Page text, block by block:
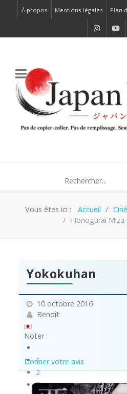
À propos Mentions légales Plan
Vous êtes ici : Accueil
Honogurai Mizu
Yokokuhan
10 octobre 2016
Benoît
Noter :
1
2
3
Donner votre avis